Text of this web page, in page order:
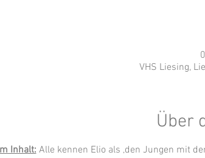
VHS Liesing,
Über
Inhalt: Alle kennen Elio als ‚den Jungen mit